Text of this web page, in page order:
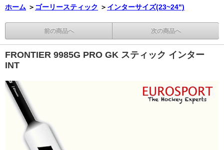
ホーム ＞ ゴーリースティック ＞ インターサイズ(23~24")
前の商品へ 次の商品へ
FRONTIER 9985G PRO GK スティック インター
INT